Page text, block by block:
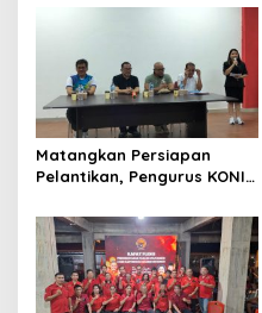
Matangkan Persiapan
Pelantikan, Pengurus KONI
Perdana